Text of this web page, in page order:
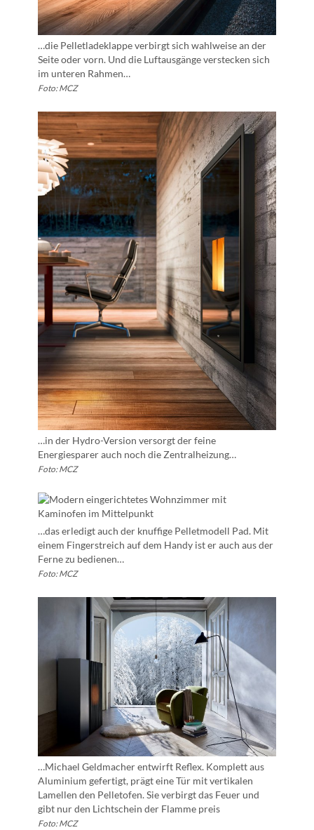
…die Pelletladeklappe verbirgt sich wahlweise an der
Seite oder vorn. Und die Luftausgänge verstecken sich
im unteren Rahmen…
Foto: MCZ
…in der Hydro-Version versorgt der feine
Energiesparer auch noch die Zentralheizung…
Foto: MCZ
…das erledigt auch der knuffige Pelletmodell Pad. Mit
einem Fingerstreich auf dem Handy ist er auch aus der
Ferne zu bedienen…
Foto: MCZ
…Michael Geldmacher entwirft Reflex. Komplett aus
Aluminium gefertigt, prägt eine Tür mit vertikalen
Lamellen den Pelletofen. Sie verbirgt das Feuer und
gibt nur den Lichtschein der Flamme preis
Foto: MCZ